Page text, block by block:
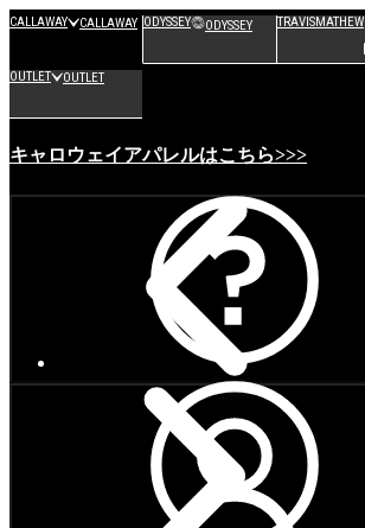
CALLAWAY CALLAWAY ODYSSEY ODYSSEY TRAVISMATHEW
OUTLET OUTLET
キャロウェイアパレルはこちら>>>